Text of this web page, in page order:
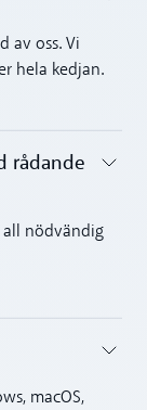
av oss. Vi
hela kedjan.
rådande
all nödvändig
macOS,